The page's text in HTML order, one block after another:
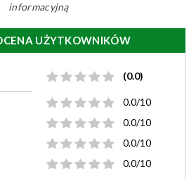
informacyjną
UŻYTKOWNIKÓW
(0.0)
0.0/10
0.0/10
0.0/10
0.0/10